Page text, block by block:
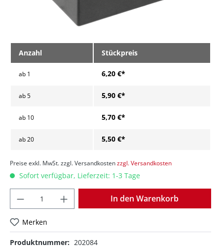
Anzahl Stückpreis
ab 1 6,20 €*
ab5 5,90 €*
ab 10 5,70 €*
ab20 5,50 €*
Preise exkl. MwSt. zzgl. Versandkostenzzgl. Versandkosten
Sofort verfügbar, Lieferzeit: 1-3 Tage
In den Warenkorb
Merken
Produktnummer: 202084